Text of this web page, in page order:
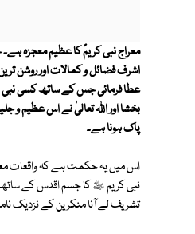
معراج نبی کریمؐ کا عظیم معجزہ
اشرف فضائل و کمالات اور روشن
عطا فرمائی جس کے ساتھ کسی نبی
بخشا اور اﷲ تعالیٰ نے اس عظیم و
پاک ہونا ہے۔
اس میں یہ حکمت ہے کہ واقعات
نبی کریم ﷺ کا جسم اقدس کے ساتھ
تشریف لے آنا منکرین کے نزدیک